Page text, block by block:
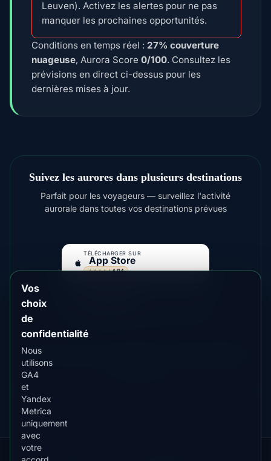
Leuven). Activez les alertes pour ne pas
manquer les prochaines opportunités.
Conditions en temps réel : 27% couverture
nuageuse, Aurora Score 0/100. Consultez les
prévisions en direct ci-dessus pour les
dernières mises à jour.
Suivez les aurores dans plusieurs destinations
Parfait pour les voyageurs — surveillez l'activité
aurorale dans toutes vos destinations prévues
TÉLÉCHARGER SUR
App Store
★★★★★4.84
Pour des aurores plus lumineuses, envisagez
Vos
choix
de
confidentialité
Nous
utilisons
GA4
et
Yandex
Metrica
uniquement
avec
votre